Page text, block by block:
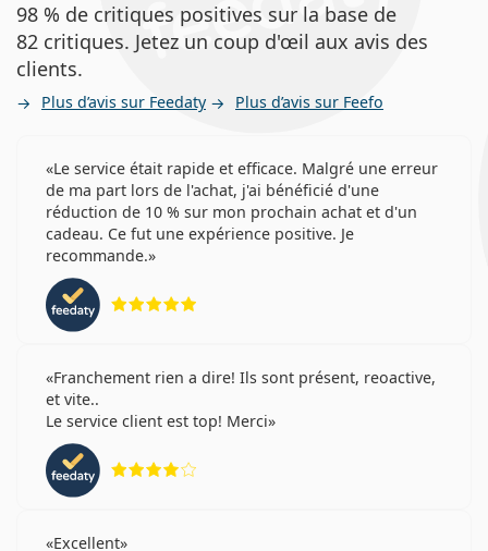
98 % de critiques positives sur la base de
82 critiques. Jetez un coup d'œil aux avis des
clients.
Plus d’avis sur Feedaty Plus d’avis sur Feefo
Le service était rapide et efficace. Malgré une erreur
de ma part lors de l'achat, j'ai bénéficié d'une
réduction de 10 % sur mon prochain achat et d'un
cadeau. Ce fut une expérience positive. Je
recommande.
Franchement rien a dire! Ils sont présent, reoactive,
et vite..
Le service client est top! Merci
Excellent